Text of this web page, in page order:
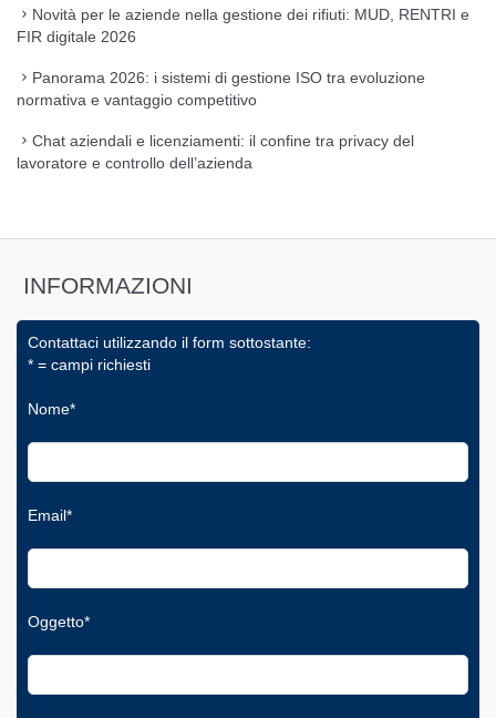
Novità per le aziende nella gestione dei rifiuti: MUD, RENTRI e
FIR digitale 2026
Panorama 2026: i sistemi di gestione ISO tra evoluzione
normativa e vantaggio competitivo
Chat aziendali e licenziamenti: il confine tra privacy del
lavoratore e controllo dell’azienda
INFORMAZIONI
Contattaci utilizzando il form sottostante:
* = campi richiesti
Nome*
Email*
Oggetto*